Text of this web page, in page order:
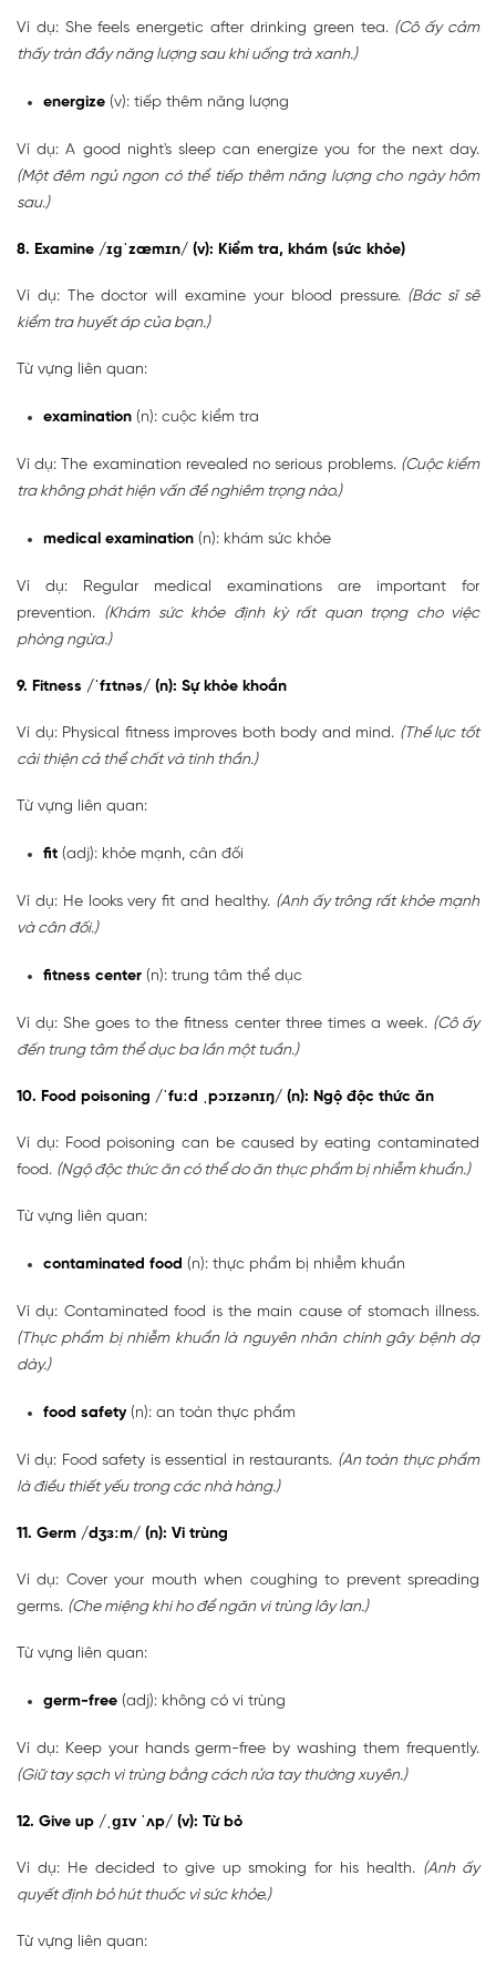
Ví dụ: She feels energetic after drinking green tea. (Cô ấy cảm
thấy tràn đầy năng lượng sau khi uống trà xanh.)
energize (v): tiếp thêm năng lượng
Ví dụ: A good night's sleep can energize you for the next day.
(Một đêm ngủ ngon có thể tiếp thêm năng lượng cho ngày hôm
sau.)
8. Examine /ɪɡˈzæmɪn/ (v): Kiểm tra, khám (sức khỏe)
Ví dụ: The doctor will examine your blood pressure. (Bác sĩ sẽ
kiểm tra huyết áp của bạn.)
Từ vựng liên quan:
examination (n): cuộc kiểm tra
Ví dụ: The examination revealed no serious problems. (Cuộc kiểm
tra không phát hiện vấn đề nghiêm trọng nào.)
medical examination (n): khám sức khỏe
Ví dụ: Regular medical examinations are important for
prevention. (Khám sức khỏe định kỳ rất quan trọng cho việc
phòng ngừa.)
9. Fitness /ˈfɪtnəs/ (n): Sự khỏe khoắn
Ví dụ: Physical fitness improves both body and mind. (Thể lực tốt
cải thiện cả thể chất và tinh thần.)
Từ vựng liên quan:
fit (adj): khỏe mạnh, cân đối
Ví dụ: He looks very fit and healthy. (Anh ấy trông rất khỏe mạnh
và cân đối.)
fitness center (n): trung tâm thể dục
Ví dụ: She goes to the fitness center three times a week. (Cô ấy
đến trung tâm thể dục ba lần một tuần.)
10. Food poisoning /ˈfuːd ˌpɔɪzənɪŋ/ (n): Ngộ độc thức ăn
Ví dụ: Food poisoning can be caused by eating contaminated
food. (Ngộ độc thức ăn có thể do ăn thực phẩm bị nhiễm khuẩn.)
Từ vựng liên quan:
contaminated food (n): thực phẩm bị nhiễm khuẩn
Ví dụ: Contaminated food is the main cause of stomach illness.
(Thực phẩm bị nhiễm khuẩn là nguyên nhân chính gây bệnh dạ
dày.)
food safety(n): an toàn thực phẩm
Ví dụ: Food safety is essential in restaurants. (An toàn thực phẩm
là điều thiết yếu trong các nhà hàng.)
11. Germ /dʒɜːm/ (n): Vi trùng
Ví dụ: Cover your mouth when coughing to prevent spreading
germs. (Che miệng khi ho để ngăn vi trùng lây lan.)
Từ vựng liên quan:
germ-free (adj): không có vi trùng
Ví dụ: Keep your hands germ-free by washing them frequently.
(Giữ tay sạch vi trùng bằng cách rửa tay thường xuyên.)
12. Give up /ˌɡɪv ˈʌp/ (v): Từ bỏ
Ví dụ: He decided to give up smoking for his health. (Anh ấy
quyết định bỏ hút thuốc vì sức khỏe.)
Từ vựng liên quan: